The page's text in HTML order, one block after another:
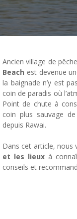
Ancien village de
Beach est devenue
la baignade n’y est
coin de paradis où
Point de chute à
coin plus sauvage
depuis Rawai.
Dans cet article, nous
et les lieux à
conseils et